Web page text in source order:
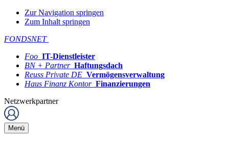
Zur Navigation springen
Zum Inhalt springen
FONDSNET
Foo IT-Dienstleister
BN + Partner Haftungsdach
Reuss Private DE Vermögensverwaltung
Haus Finanz Kontor Finanzierungen
Netzwerkpartner
Menü